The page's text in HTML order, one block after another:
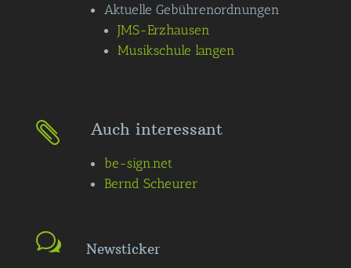
Aktuelle Gebührenordnungen
JMS-Erzhausen
Musikschule langen
 Auch interessant
be-sign.net
Bernd Scheurer
Newsticker